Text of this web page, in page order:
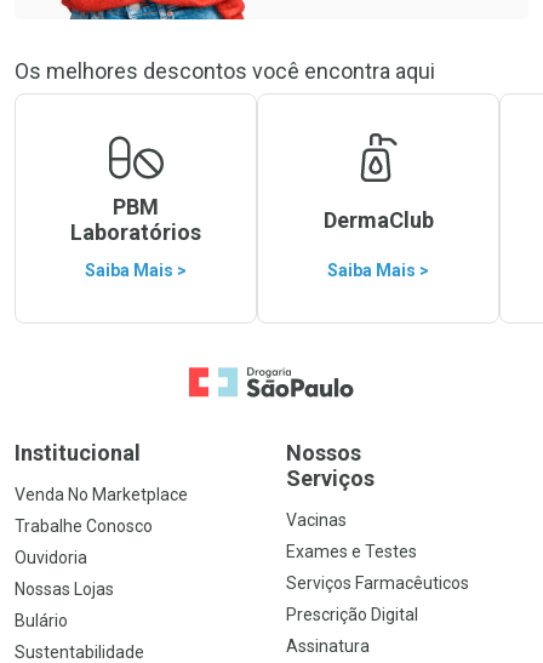
Os melhores descontos você encontra aqui
PBM
Laboratórios
Saiba Mais >
DermaClub
Saiba Mais >
Ir para a Home
Institucional
Venda No Marketplace
Trabalhe Conosco
Ouvidoria
Nossas Lojas
Bulário
Sustentabilidade
Nossos
Serviços
Vacinas
Exames e Testes
Serviços Farmacêuticos
Prescrição Digital
Assinatura